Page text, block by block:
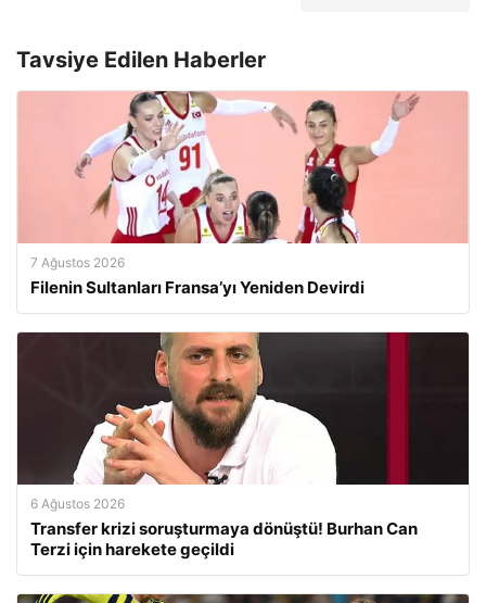
Tavsiye Edilen Haberler
7 Ağustos 2026
Filenin Sultanları Fransa’yı Yeniden Devirdi
6 Ağustos 2026
Transfer krizi soruşturmaya dönüştü! Burhan Can
Terzi için harekete geçildi